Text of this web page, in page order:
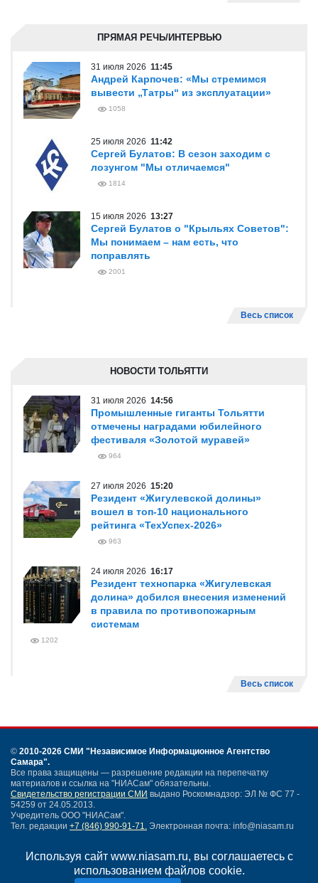
Используя сайт www.niasam.ru, вы соглашаетесь с
использованием файлов cookie.
ПРЯМАЯ РЕЧЬ/ИНТЕРВЬЮ
31 июля 2026 11:45
Андрей Карпочев: «Мы стремимся
вывести „Татры“ из эксплуатации»
1058
25 июля 2026 11:42
Сергей Булатов: В сезон заходим с
лозунгом "Мы отличаемся"
1814
15 июля 2026 13:27
Сергей Булатов о "Крыльях Советов":
Мы понимаем – нам есть, что
поправлять
2001
Весь список
НОВОСТИ ТОЛЬЯТТИ
31 июля 2026 14:56
Промышленные гиганты Тольятти
отмечены наградами юбилейного
фестиваля «Золотой муравей»
964
27 июля 2026 15:20
Резидент «Жигулевской долины»
вошел в топ-10 национального
рейтинга «ТехУспех-2026»
963
24 июля 2026 16:17
Резидент технопарка «Жигулевская
долина» добился внесения изменений
в правила по противопожарным
системам
1202
Весь список
© 2010-2026 СМИ "Независимое Информационное Агентство
Самара".
Все права защищены — разрешение редакции на перепечатку
материалов и ссылка на "НИАСам" обязательны.
Свидетельство регистрации СМИ выдано Роскомнадзор: ЭЛ № ФС 77 -
54259 от 24.05.2013.
Учредитель ООО "НИАСам".
Тел. редакции +7 (846) 990-91-71. Электронная почта: info@niasam.ru
Карта сайта
Нашли ошибку?